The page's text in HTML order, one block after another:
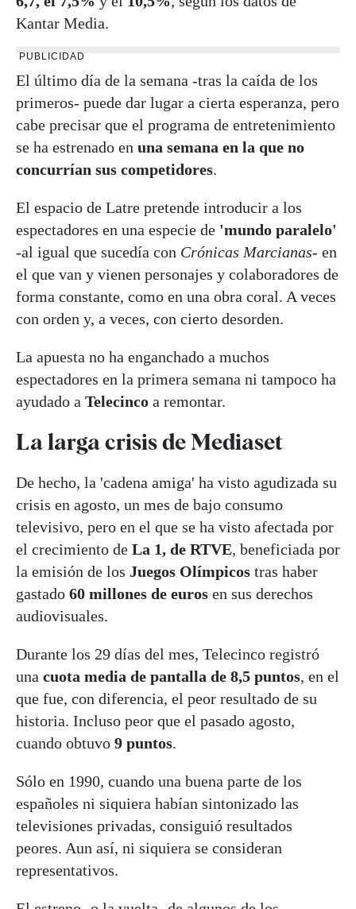
Kantar Media.
PUBLICIDAD
El último día de la semana -tras la caída de los
primeros- puede dar lugar a cierta esperanza, pero
cabe precisar que el programa de entretenimiento
se ha estrenado en una semana en la que no
concurrían sus competidores.
El espacio de Latre pretende introducir a los
espectadores en una especie de 'mundo paralelo'
-al igual que sucedía con Crónicas Marcianas- en
el que van y vienen personajes y colaboradores de
forma constante, como en una obra coral. A veces
con orden y, a veces, con cierto desorden.
La apuesta no ha enganchado a muchos
espectadores en la primera semana ni tampoco ha
ayudado a Telecinco a remontar.
La larga crisis de Mediaset
De hecho, la 'cadena amiga' ha visto agudizada su
crisis en agosto, un mes de bajo consumo
televisivo, pero en el que se ha visto afectada por
el crecimiento de La 1, de RTVE, beneficiada por
la emisión de los Juegos Olímpicos tras haber
gastado 60 millones de euros en sus derechos
audiovisuales.
Durante los 29 días del mes, Telecinco registró
una cuota media de pantalla de 8,5 puntos, en el
que fue, con diferencia, el peor resultado de su
historia. Incluso peor que el pasado agosto,
cuando obtuvo 9 puntos.
Sólo en 1990, cuando una buena parte de los
españoles ni siquiera habían sintonizado las
televisiones privadas, consiguió resultados
peores. Aun así, ni siquiera se consideran
representativos.